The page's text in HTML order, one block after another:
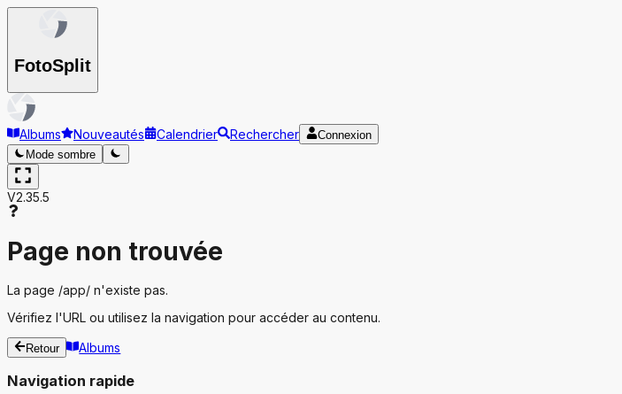
FotoSplit
Albums Nouveautés Calendrier Rechercher
Connexion
Mode sombre
V2.35.5
Page non trouvée
La page /app/ n'existe pas.
Vérifiez l'URL ou utilisez la navigation pour accéder au contenu.
Retour Albums
Navigation rapide